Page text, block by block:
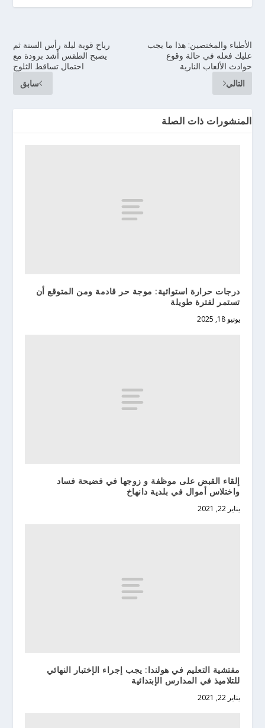
رياح قوية ليلة رأس السنة ثم
يصبح الطقس أشد برودة مع
احتمال تساقط الثلوج
سابق
الأطباء والمختصين: هذا ما يجب
عليك فعله في حالة وقوع
حوادث الألعاب النارية
التالي
المنشورات ذات الصلة
درجات حرارة استوائية: موجة حر قادمة ومن المتوقع أن
تستمر لفترة طويلة
يونيو 18, 2025
إلقاء القبض على موظفة و زوجها في فضيحة فساد
واختلاس أموال في بلدية دانهاخ
يناير 22, 2021
مفتشية التعليم في هولندا: يجب إجراء الإختبار النهائي
للتلاميذ في المدارس الإبتدائية
يناير 22, 2021